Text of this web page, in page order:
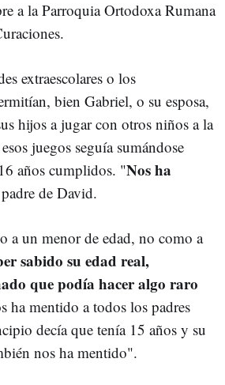
a la Parroquia Ortodoxa Rumana
extraescolares o los
bien Gabriel, o su esposa,
hijos a jugar con otros niños a la
juegos seguía sumándose
años cumplidos. "Nos ha
de David.
a un menor de edad, no como a
sabido su edad real,
que podía hacer algo raro
ha mentido a todos los padres
decía que tenía 15 años y su
nos ha mentido".